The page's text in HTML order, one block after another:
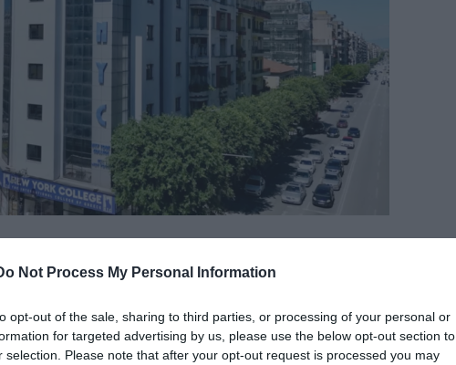
Not Process My Personal Information
opt-out of the sale, sharing to third parties, or processing of your personal or
for targeted advertising by us, please use the below opt-out section to
selection. Please note that after your opt-out request is processed you may